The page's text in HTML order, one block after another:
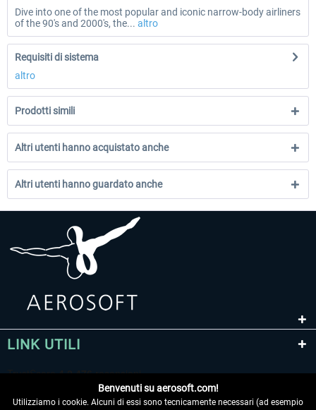
Dive into one of the most popular and iconic narrow-body airliners
of the 90's and 2000's, the... altro
Requisiti di sistema
altro
Prodotti simili
Altri utenti hanno acquistato anche
Altri utenti hanno guardato anche
LINK UTILI
Benvenuti su aerosoft.com!
Utilizziamo i cookie. Alcuni di essi sono tecnicamente necessari (ad esempio